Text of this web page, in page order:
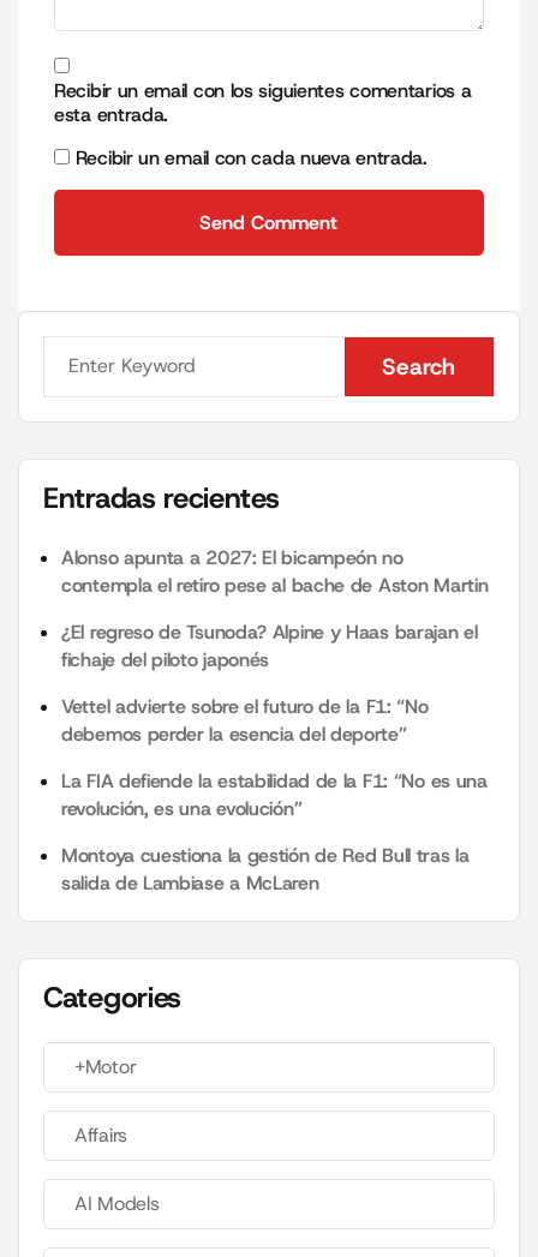
Recibir un email con los siguientes comentarios a
esta entrada.
Recibir un email con cada nueva entrada.
Send Comment
Search
Search
Entradas recientes
Alonso apunta a 2027: El bicampeón no
contempla el retiro pese al bache de Aston Martin
¿El regreso de Tsunoda? Alpine y Haas barajan el
fichaje del piloto japonés
Vettel advierte sobre el futuro de la F1: “No
debemos perder la esencia del deporte”
La FIA defiende la estabilidad de la F1: “No es una
revolución, es una evolución”
Montoya cuestiona la gestión de Red Bull tras la
salida de Lambiase a McLaren
Categories
+Motor
Affairs
AI Models